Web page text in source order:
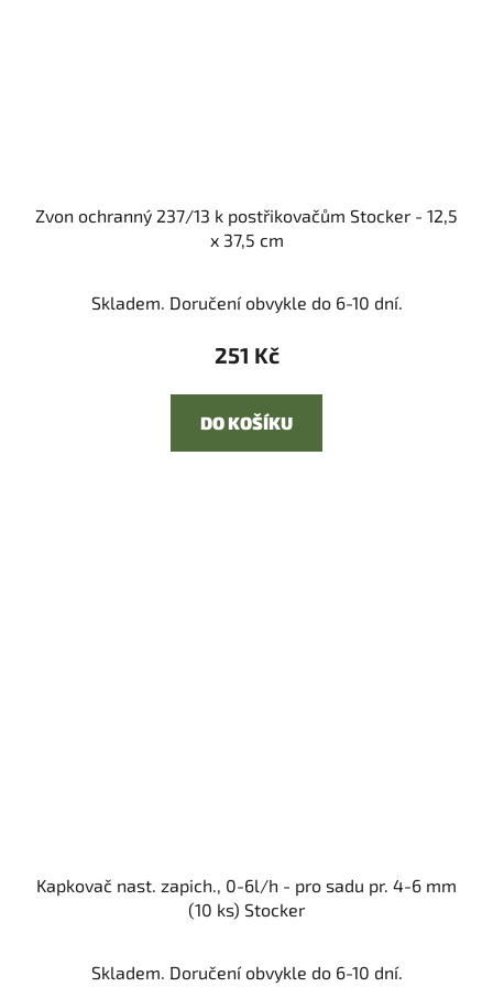
Zvon ochranný 237/13 k postřikovačům Stocker - 12,5
x 37,5 cm
Skladem. Doručení obvykle do 6-10 dní.
251 Kč
DO KOŠÍKU
Kapkovač nast. zapich., 0-6l/h - pro sadu pr. 4-6 mm
(10 ks) Stocker
Skladem. Doručení obvykle do 6-10 dní.